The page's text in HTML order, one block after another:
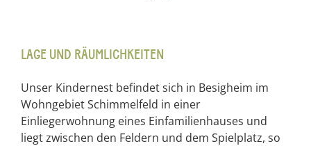
LAGE UND RÄUMLICHKEITEN
Unser Kindernest befindet sich in Besigheim im
Wohngebiet Schimmelfeld in einer
Einliegerwohnung eines Einfamilienhauses und
liegt zwischen den Feldern und dem Spielplatz, so